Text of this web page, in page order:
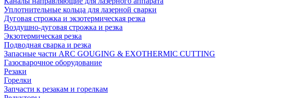
Уплотнительные кольца для лазерной сварки
Дуговая строжка и экзотермическая резка
Воздушно-дуговая строжка и резка
Экзотермическая резка
Подводная сварка и резка
Запасные части ARC GOUGING & EXOTHERMIC CUTTING
Газосварочное оборудование
Резаки
Горелки
Запчасти к резакам и горелкам